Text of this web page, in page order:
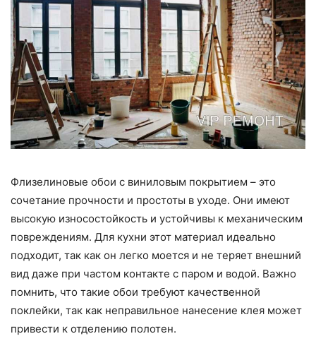
Флизелиновые обои с виниловым покрытием – это
сочетание прочности и простоты в уходе. Они имеют
высокую износостойкость и устойчивы к механическим
повреждениям. Для кухни этот материал идеально
подходит, так как он легко моется и не теряет внешний
вид даже при частом контакте с паром и водой. Важно
помнить, что такие обои требуют качественной
поклейки, так как неправильное нанесение клея может
привести к отделению полотен.